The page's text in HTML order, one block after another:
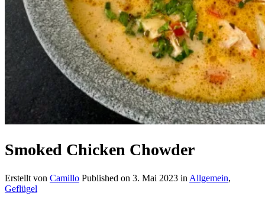
Smoked Chicken Chowder
Erstellt von Camillo Published on 3. Mai 2023 inAllgemein,
Geflügel